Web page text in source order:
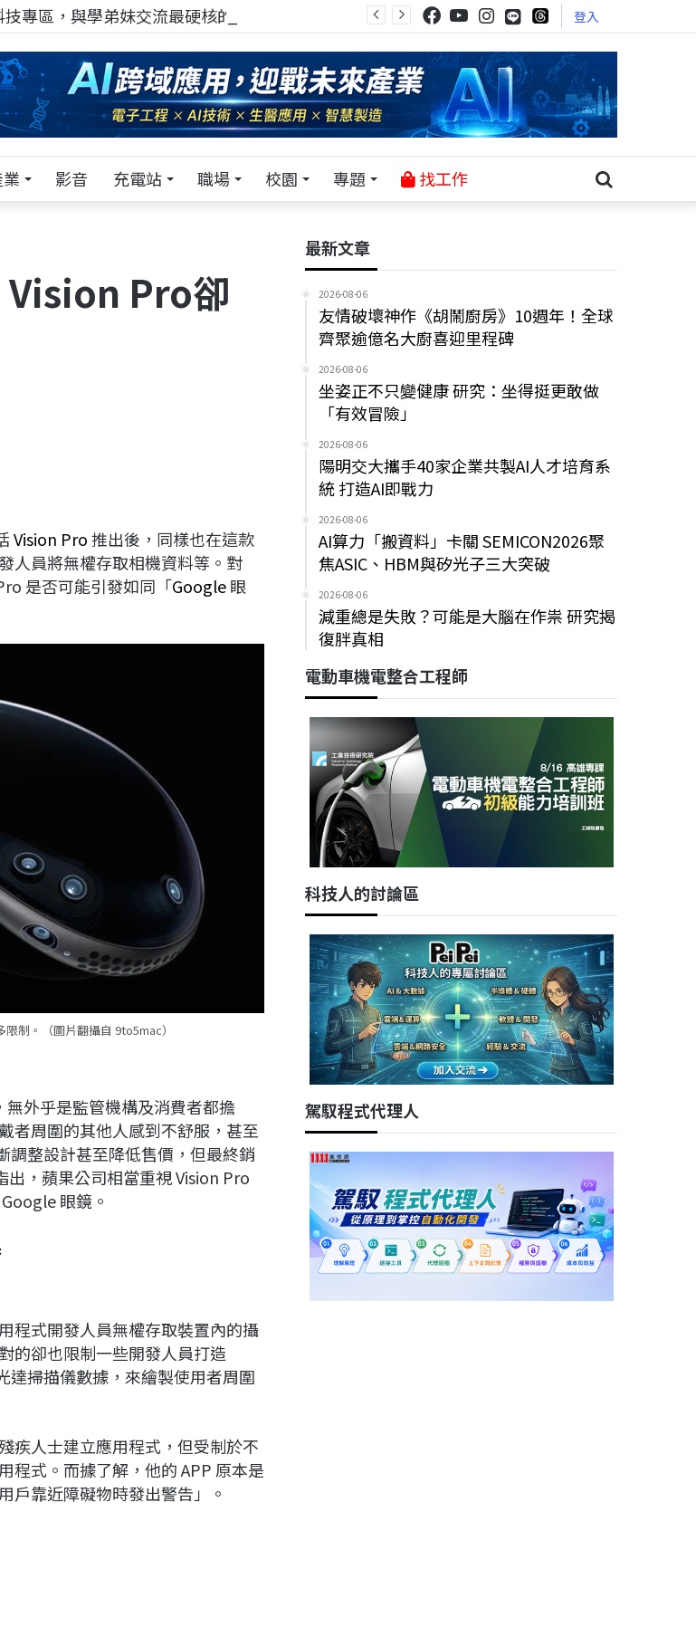
專區，與學弟妹交流最硬核的技術 登入
影音 充電站 職場 校園 專題 找工作
Pro卻
Vision Pro推出後，同樣也在這款
人員將無權存取相機資料等。對
是否可能引發如同「Google眼
制。（圖片翻攝自 9to5mac）
外乎是監管機構及消費者都擔
者周圍的其他人感到不舒服，甚至
調整設計甚至降低售價，但最終銷
，蘋果公司相當重視 Vision Pro
眼鏡。
程式開發人員無權存取裝置內的攝
的卻也限制一些開發人員打造
達掃描儀數據，來繪製使用者周圍
疾人士建立應用程式，但受制於不
程式。而據了解，他的 APP 原本是
戶靠近障礙物時發出警告」。
最新文章
2026-08-06
友情破壞神作《胡鬧廚房》10週年！全球
齊聚逾億名大廚喜迎里程碑
2026-08-06
坐姿正不只變健康 研究：坐得挺更敢做
「有效冒險」
2026-08-06
陽明交大攜手40家企業共製AI人才培育系
統 打造AI即戰力
2026-08-06
AI算力「搬資料」卡關 SEMICON2026聚
焦ASIC、HBM與矽光子三大突破
2026-08-06
減重總是失敗？可能是大腦在作祟 研究揭
復胖真相
電動車機電整合工程師
科技人的討論區
駕馭程式代理人